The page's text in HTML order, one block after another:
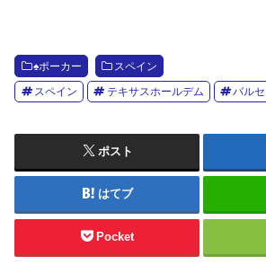
♠️ポーカー スペイン
スペイン テキサスホールデム バル
ポスト
はてブ
Pocket